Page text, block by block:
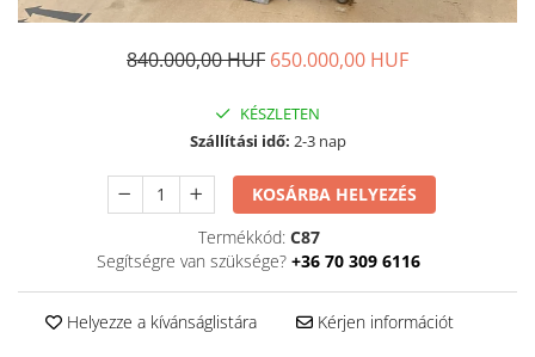
840.000,00 HUF 650.000,00 HUF
KÉSZLETEN
Szállítási idő: 2-3 nap
KOSÁRBA HELYEZÉS
Termékkód: C87
Segítségre van szüksége? +36 70 309 6116
Helyezze a kívánságlistára Kérjen információt